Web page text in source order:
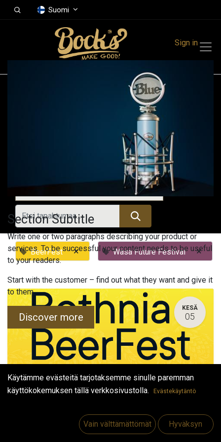
Suomi
Sign in
Menneet tapahtumat
BeerFest × Wasa Future Festival ×
KESÄ
05
-16.00(Europe/Helsinki)
Section Subtitle
Write one or two paragraphs describing your product or
services. To be successful your content needs to be useful
to your readers.
Start with the customer – find out what they want and give it
to them.
Discover more
Käytämme evästeitä tarjotaksemme sinulle paremman
käyttökokemuksen tällä verkkosivustolla.
Evästekäytäntö
Vain välttämättömät Hyväksyn